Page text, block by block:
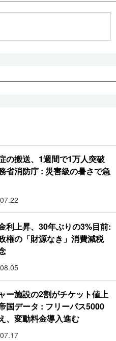
の搬送、1週間で1万人突破
省消防庁 : 災害級の暑さで急
利上昇、30年ぶりの3%目前:
権の「財源なき」消費減税
ー施設の2割がチケット値上
国データ : フリーパス5000
、変動料金導入進む